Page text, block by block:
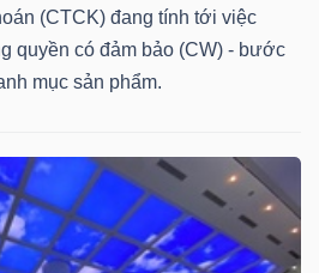
(CTCK) đang tính tới việc
quyền có đảm bảo (CW) - bước
mục sản phẩm.